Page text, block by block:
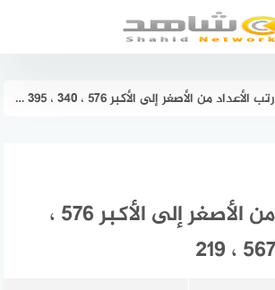
رتب الأعداد من الأصغر إلى الأكبر ٥٧٦ ، ٣٤٠ ، ٣٩٥ ، ٥٦٧ ، ٢١٩
رتب الأعداد من الأصغر إلى الأكبر ٥٧٦ ،